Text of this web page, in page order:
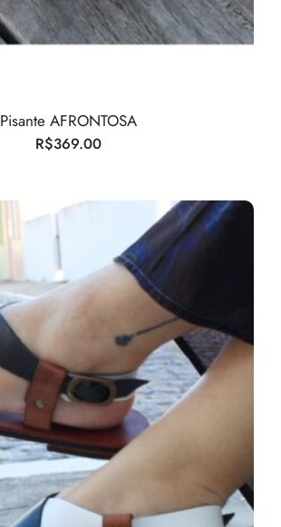
Pisante AFRONTOSA
R$369.00